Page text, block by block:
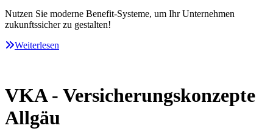
Nutzen Sie moderne Benefit-Systeme, um Ihr Unternehmen
zukunftssicher zu gestalten!
Weiterlesen
VKA - Versicherungskonzepte
Allgäu